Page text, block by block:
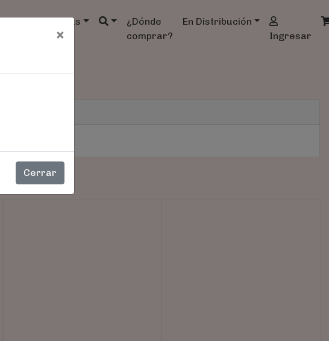
Agendas
¿Dónde
comprar?
En Distribución
Ingresar
×
Cerrar